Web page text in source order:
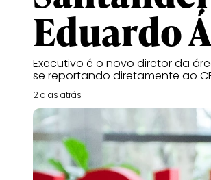
Eduardo
Executivo é o novo diretor da
se reportando diretamente ao
2 dias atrás